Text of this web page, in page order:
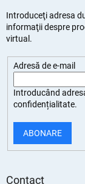
Introduceţi adresa
informaţii despre
virtual.
Adresă de e-mail
Introducând
confidențialitate.
ABONARE
Contact